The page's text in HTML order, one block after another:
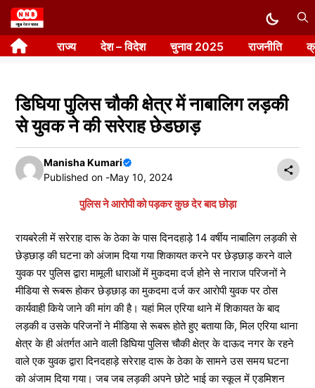
Skip
to
content राज्य देश – विदेश चुनाव 2025 राजनीति
डिघिया पुलिस चौकी क्षेत्र में नाबालिग लड़की
से युवक ने की सरेराह छेडछाड़
Manisha Kumari
Published on -May 10, 2024
पुलिस ने आरोपी को पड़कर कुछ देर बाद छोड़ा
रायबरेली में सरेराह दारू के ठेका के पास दिनदहाड़े 14 वर्षीय नाबालिग लड़की से
छेड़छाड़ की घटना को अंजाम दिया गया शिकायत करने पर छेड़छाड़ करने वाले
युवक पर पुलिस द्वारा मामूली धाराओं में मुकदमा दर्ज होने से नाराज परिजनों ने
मीडिया से रूबरू होकर छेड़छाड़ का मुकदमा दर्ज कर आरोपी युवक पर ठोस
कार्यवाही किये जाने की मांग की है। यहां मिल एरिया थाने में शिकायत के बाद
लड़की व उसके परिजनों ने मीडिया से रूबरू होते हुए बताया कि, मिल एरिया थाना
क्षेत्र के ही अंतर्गत आने वाली डिघिया पुलिस चौकी क्षेत्र के दाऊद नगर के रहने
वाले एक युवक द्वारा दिनदहाड़े सरेराह दारू के ठेका के सामने उस समय घटना
को अंजाम दिया गया। जब जब लड़की अपने छोटे भाई का स्कूल में एडमिशन